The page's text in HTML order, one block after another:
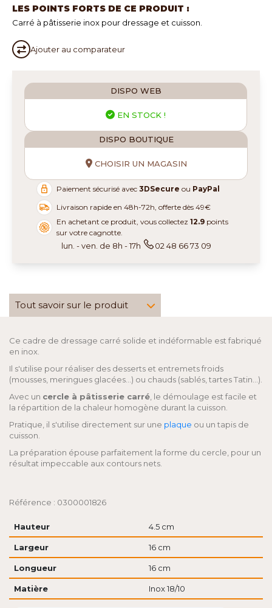
LES POINTS FORTS DE CE PRODUIT :
Carré à pâtisserie inox pour dressage et cuisson.
Ajouter au comparateur
DISPO WEB
EN STOCK !
DISPO BOUTIQUE
CHOISIR UN MAGASIN
Paiement sécurisé avec3DSecure ou PayPal
Livraison rapide en 48h-72h, offerte dès 49€
En achetant ce produit, vous collectez12.9 points
sur votre cagnotte.
lun. - ven. de 8h - 17h 02 48 66 73 09
Tout savoir sur le produit
Ce cadre de dressage carré solide et indéformable est fabriqué
en inox.
Il s'utilise pour réaliser des desserts et entremets froids
(mousses, meringues glacées...) ou chauds (sablés, tartes Tatin...).
Avec un cercle à pâtisserie carré , le démoulage est facile et
la répartition de la chaleur homogène durant la cuisson.
Pratique, il s'utilise directement sur une plaque ou un tapis de
cuisson.
La préparation épouse parfaitement la forme du cercle, pour un
résultat impeccable aux contours nets.
Référence : 0300001826
Hauteur 4.5 cm
Largeur 16 cm
Longueur 16 cm
Matière Inox 18/10